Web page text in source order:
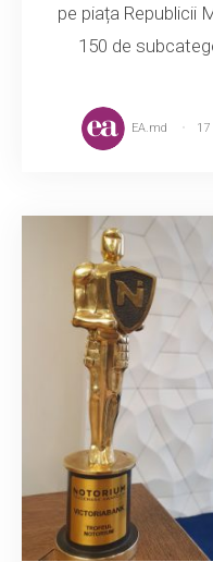
pe piața Republicii
150 de
EA.md 17